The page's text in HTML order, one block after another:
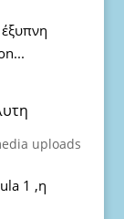
uploads
1 ,η